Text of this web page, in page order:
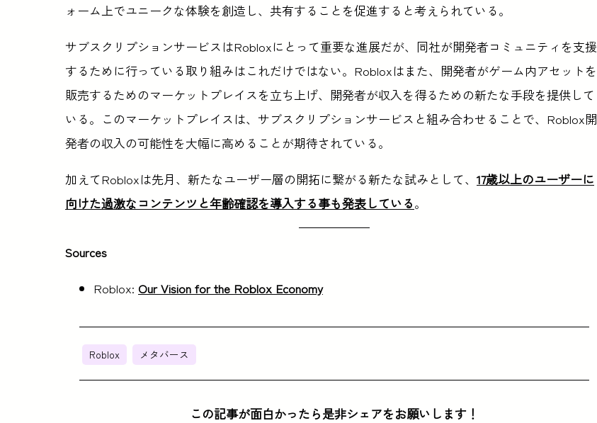
ォーム上でユニークな体験を創造し、共有することを促進すると考えられている。
サブスクリプションサービスはRobloxにとって重要な進展だが、同社が開発者コミュニティを支援
するために行っている取り組みはこれだけではない。Robloxはまた、開発者がゲーム内アセットを
販売するためのマーケットプレイスを立ち上げ、開発者が収入を得るための新たな手段を提供して
いる。このマーケットプレイスは、サブスクリプションサービスと組み合わせることで、Roblox開
発者の収入の可能性を大幅に高めることが期待されている。
加えてRobloxは先月、新たなユーザー層の開拓に繋がる新たな試みとして、 17歳以上のユーザーに
向けた過激なコンテンツと年齢確認を導入する事も発表している。
Sources
Roblox: Our Vision for the Roblox Economy
Roblox メタバース
この記事が面白かったら是非シェアをお願いします！